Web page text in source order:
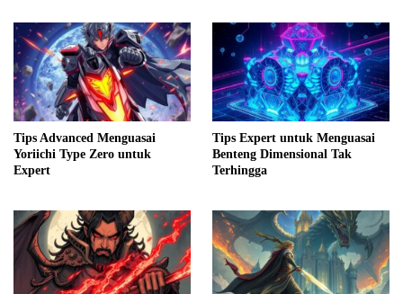
Tips Advanced Menguasai
Yoriichi Type Zero untuk
Expert
Tips Expert untuk Menguasai
Benteng Dimensional Tak
Terhingga